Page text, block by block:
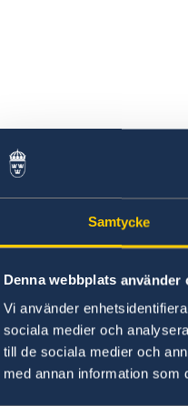
Samtycke
Denna webbplats använder
Vi använder
sociala medier och
till de sociala medier och
med annan information som